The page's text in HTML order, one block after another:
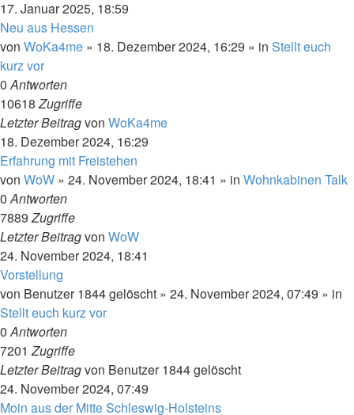
17. Januar 2025, 18:59
Neu aus Hessen
von WoKa4me » 18. Dezember 2024, 16:29 » in Stellt euch
kurz vor
0Antworten
10618Zugriffe
Letzter Beitragvon WoKa4me
18. Dezember 2024, 16:29
Erfahrung mit Freistehen
von WoW » 24. November 2024, 18:41 » in Wohnkabinen Talk
0Antworten
7889Zugriffe
Letzter Beitragvon WoW
24. November 2024, 18:41
Vorstellung
von Benutzer 1844 gelöscht » 24. November 2024, 07:49 » in
Stellt euch kurz vor
0Antworten
7201Zugriffe
Letzter Beitragvon Benutzer 1844 gelöscht
24. November 2024, 07:49
Moin aus der Mitte Schleswig-Holsteins